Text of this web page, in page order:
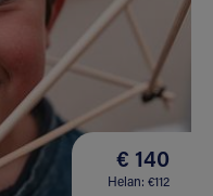
€ 140
Helan: €112